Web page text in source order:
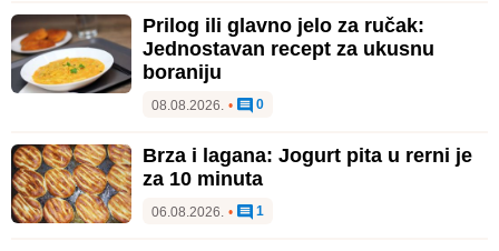
Prilog ili glavno jelo za ručak:
Jednostavan recept za ukusnu
boraniju
08.08.2026. • 0
Brza i lagana: Jogurt pita u rerni je
za 10 minuta
06.08.2026. • 1